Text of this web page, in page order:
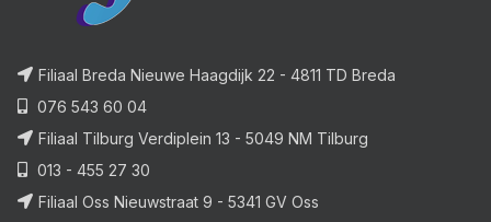
Filiaal Breda Nieuwe Haagdijk 22 - 4811 TD Breda
076 543 60 04
Filiaal Tilburg Verdiplein 13 - 5049 NM Tilburg
013 - 455 27 30
Filiaal Oss Nieuwstraat 9 - 5341 GV Oss